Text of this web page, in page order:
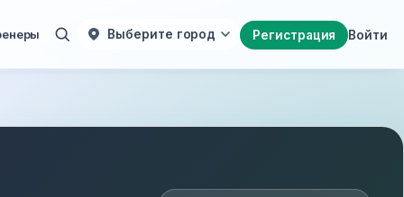
Регистрация Войти
Выберите город